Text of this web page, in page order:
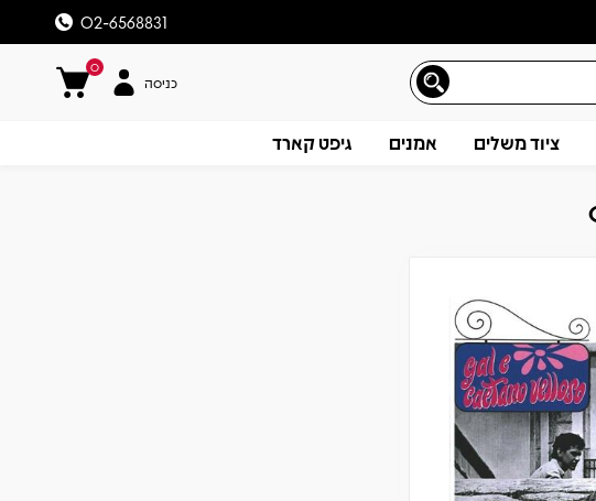
02-6568831
0
כניסה
ציוד משלים אמנים גיפט קארד